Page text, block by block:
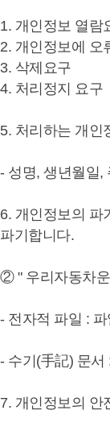
1. 개인정보 열람
2. 개인정보에 오
3. 삭제요구
4. 처리정지 요구
5. 처리하는 개인
- 성명, 생년월일,
6. 개인정보의 파
파기합니다.
② " 우리자동차
- 전자적 파일 :
- 수기(手記) 문서
7. 개인정보의 안